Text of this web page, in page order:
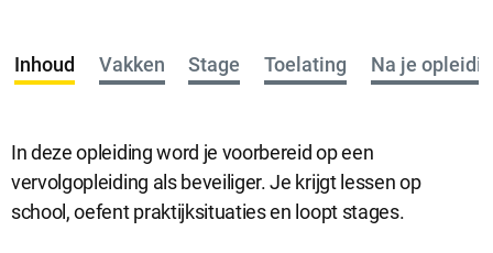
Selectie accepteren
Alle cookies accepteren
Inhoud Vakken Stage Toelating Na je
In deze opleiding word je voorbereid op een
vervolgopleiding als beveiliger. Je krijgt lessen op
school, oefent praktijksituaties en loopt stages.